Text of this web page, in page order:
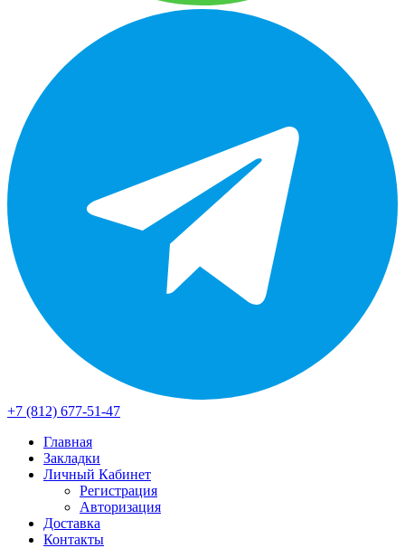
+7 (812) 677-51-47
Главная
Закладки
Личный Кабинет
Регистрация
Авторизация
Доставка
Контакты